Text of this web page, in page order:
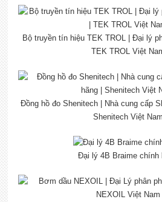
Bộ truyền tín hiệu TEK TROL | Đại lý
TEK TROL Việt
Đồng hồ đo Shenitech | Nhà cung cấp
Shenitech Việt Nam
Đại lý 4B Braime chính